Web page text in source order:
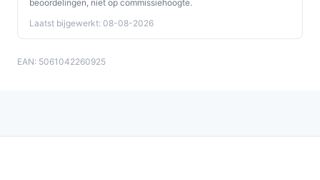
beoordelingen, niet op commissiehoogte.
Laatst bijgewerkt: 08-08-2026
EAN: 5061042260925